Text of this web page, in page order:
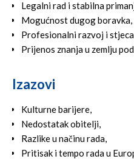
Legalni rad i stabilna
Mogućnost dugog boravka,
Profesionalni razvoj i
Prijenos znanja u zemlju
Izazovi
Kulturne barijere,
Nedostatak obitelji,
Razlike u načinu rada,
Pritisak i tempo rada u